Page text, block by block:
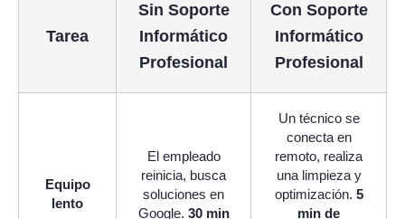
Tarea
Sin Soporte
Informático
Profesional
Con Soporte
Informático
Profesional
Equipo
lento
El empleado
reinicia, busca
soluciones en
Google. 30 min
Un técnico se
conecta en
remoto, realiza
una limpieza y
optimización. 5
min de